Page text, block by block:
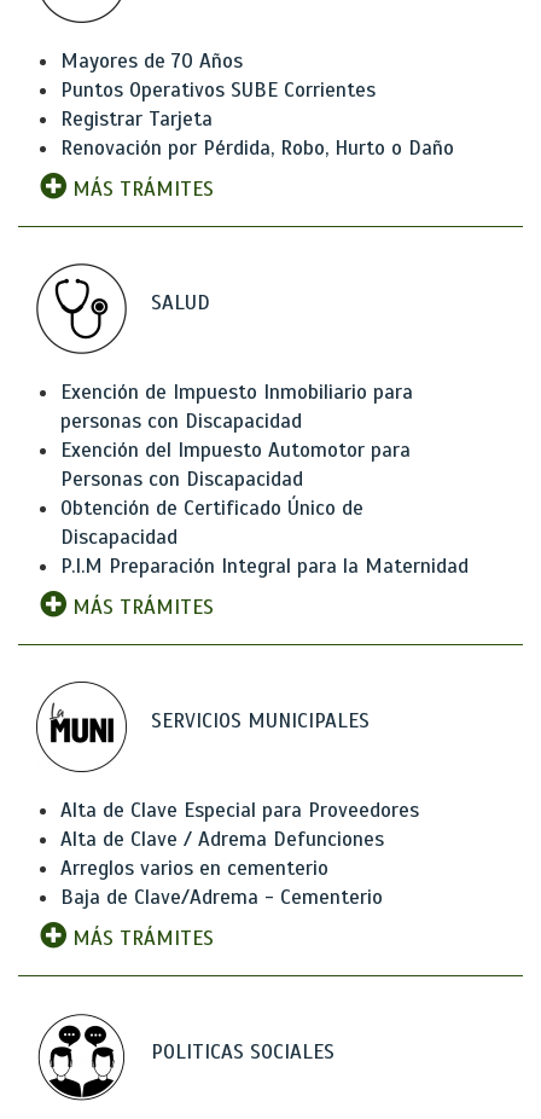
Mayores de 70 Años
Puntos Operativos SUBE Corrientes
Registrar Tarjeta
Renovación por Pérdida, Robo, Hurto o Daño
MÁS TRÁMITES
SALUD
Exención de Impuesto Inmobiliario para
personas con Discapacidad
Exención del Impuesto Automotor para
Personas con Discapacidad
Obtención de Certificado Único de
Discapacidad
P.I.M Preparación Integral para la Maternidad
MÁS TRÁMITES
SERVICIOS MUNICIPALES
Alta de Clave Especial para Proveedores
Alta de Clave / Adrema Defunciones
Arreglos varios en cementerio
Baja de Clave/Adrema - Cementerio
MÁS TRÁMITES
POLITICAS SOCIALES